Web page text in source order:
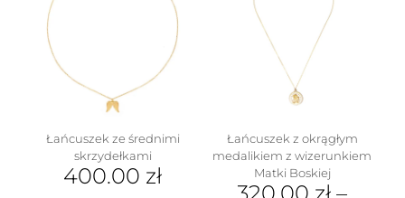
wariantów.
Opcje
można
wybrać
na
stronie
Łańcuszek ze średnimi
skrzydełkami
400.00 zł
Łańcuszek z okrągłym
medalikiem z wizerunkiem
Matki Boskiej